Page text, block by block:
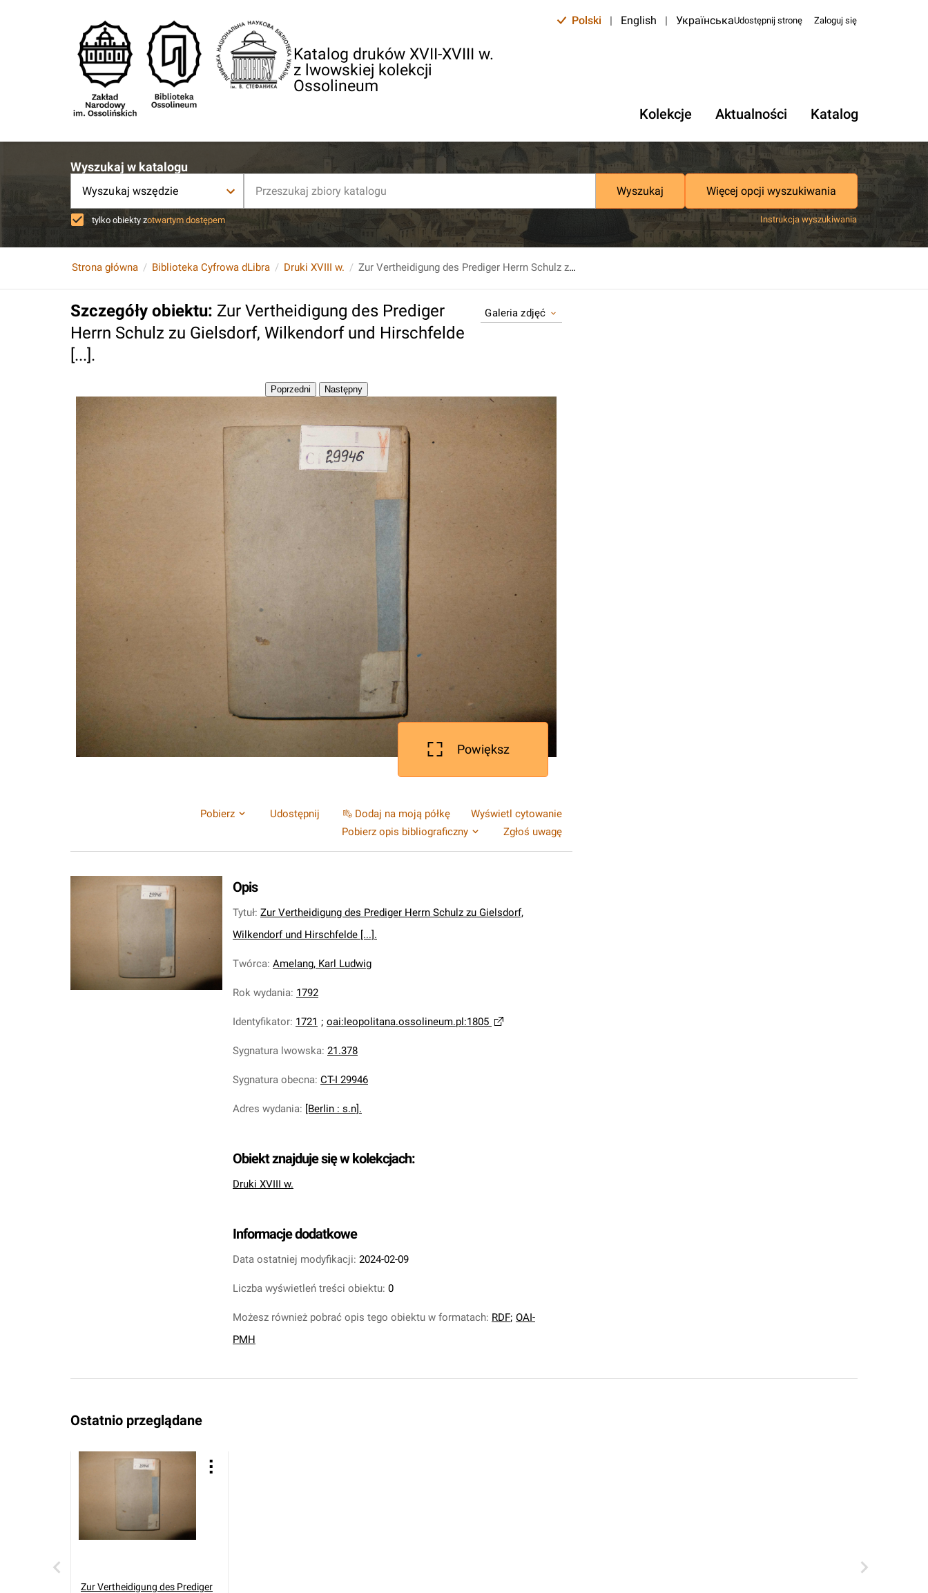
Katalog druków XVII-XVIII w.
z lwowskiej kolekcji
Ossolineum
Polski | English | УкраїнськаUdostępnij stronę Zaloguj się
Kolekcje Aktualności Katalog
Wyszukaj w katalogu
Wyszukaj wszędzie Wyszukaj Więcej opcji wyszukiwania
tylko obiekty zotwartym dostępem Instrukcja wyszukiwania
Strona główna Biblioteka Cyfrowa dLibra Druki XVIII w. Zur Vertheidigung des Prediger Herrn Schulz zu Gielsdorf, Wilkendorf und Hirschfelde [...].
Szczegóły obiektu: Zur Vertheidigung des Prediger
Herrn Schulz zu Gielsdorf, Wilkendorf und Hirschfelde
[...].
Galeria zdjęć
Powiększ
Pobierz Udostępnij Dodaj na moją półkę
Wyświetl cytowanie
Pobierz opis bibliograficzny
Zgłoś uwagę
Opis
Tytuł: Zur Vertheidigung des Prediger Herrn Schulz zu Gielsdorf,
Wilkendorf und Hirschfelde [...].
Twórca: Amelang, Karl Ludwig
Rok wydania: 1792
Identyfikator: 1721 ; oai:leopolitana.ossolineum.pl:1805
Sygnatura lwowska: 21.378
Sygnatura obecna: CT-I 29946
Adres wydania: [Berlin : s.n].
Obiekt znajduje się w kolekcjach:
Druki XVIII w.
Informacje dodatkowe
Data ostatniej modyfikacji: 2024-02-09
Liczba wyświetleń treści obiektu: 0
Możesz również pobrać opis tego obiektu w formatach: RDF; OAI-
PMH
Ostatnio przeglądane
Zur Vertheidigung des Prediger